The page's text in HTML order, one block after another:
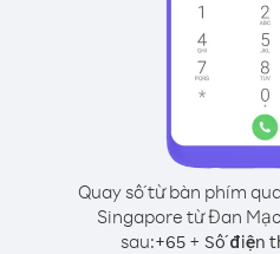
Quay số từ bàn phím
Singapore từ Đan
sau:+65 + Số điện